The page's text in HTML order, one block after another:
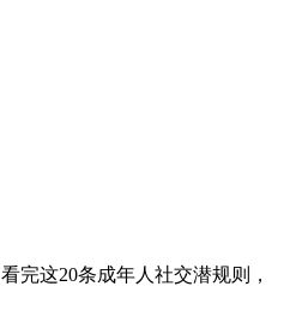
看完这20条成年人社交潜规则，